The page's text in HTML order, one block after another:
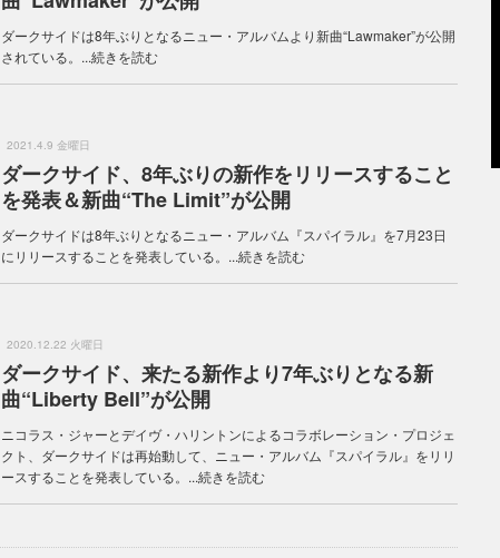
ダークサイドは8年ぶりとなるニュー・アルバムより新曲“Lawmaker”が公開
されている。...続きを読む
2021.4.9 金曜日
ダークサイド、8年ぶりの新作をリリースすること
を発表＆新曲“The Limit”が公開
ダークサイドは8年ぶりとなるニュー・アルバム『スパイラル』を7月23日
にリリースすることを発表している。...続きを読む
2020.12.22 火曜日
ダークサイド、来たる新作より7年ぶりとなる新
曲“Liberty Bell”が公開
ニコラス・ジャーとデイヴ・ハリントンによるコラボレーション・プロジェ
クト、ダークサイドは再始動して、ニュー・アルバム『スパイラル』をリリ
ースすることを発表している。...続きを読む